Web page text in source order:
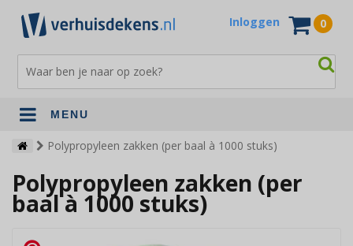
Inloggen 0
MENU
Verhuisdekens
Opslagdekens
Terrasdekens
Andere verhuismaterialen
Polypropyleen zakken (per baal à 1000 stuks)
Polypropyleen zakken (per
baal à 1000 stuks)